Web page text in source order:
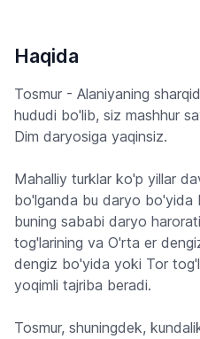
Haqida
Tosmur - Alaniyaning
hududi bo'lib, siz mashhur
Dim daryosiga yaqinsiz.
Mahalliy turklar ko'p yillar
bo'lganda bu daryo bo'yida
buning sababi daryo
tog'larining va O'rta er
dengiz bo'yida yoki Tor
yoqimli tajriba beradi.
Tosmur, shuningdek,